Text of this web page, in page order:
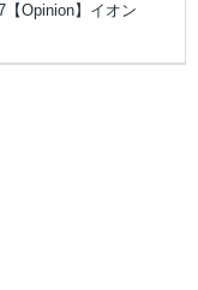
Opinion】イオン